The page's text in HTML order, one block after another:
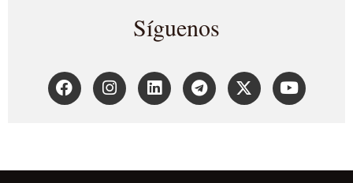
Síguenos